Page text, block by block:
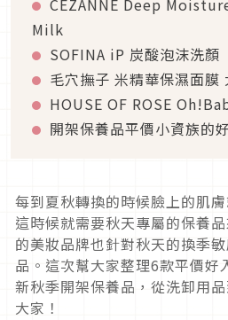
CEZANNE Deep
Milk
SOFINA iP 炭酸泡沫洗顏
毛穴撫子 米精華保濕面膜
HOUSE OF ROSE
開架保養品平價小資族的
每到夏秋轉換的時候臉上的肌
這時候就需要秋天專屬的保養
的美妝品牌也針對秋天的換季
品。這次幫大家整理6款平價好
新秋季開架保養品，從洗卸用
大家！